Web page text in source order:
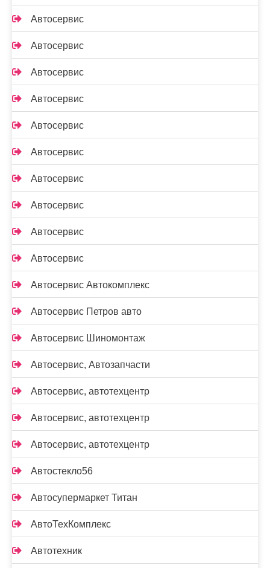
Автосервис
Автосервис
Автосервис
Автосервис
Автосервис
Автосервис
Автосервис
Автосервис
Автосервис
Автосервис
Автосервис Автокомплекс
Автосервис Петров авто
Автосервис Шиномонтаж
Автосервис, Автозапчасти
Автосервис, автотехцентр
Автосервис, автотехцентр
Автосервис, автотехцентр
Автостекло56
Автосупермаркет Титан
АвтоТехКомплекс
Автотехник